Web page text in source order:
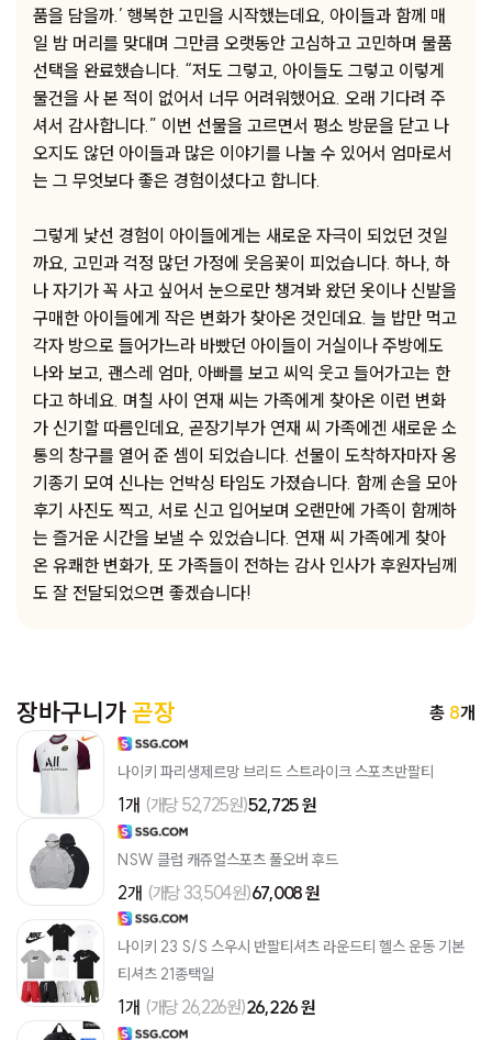
품을 담을까.’ 행복한 고민을 시작했는데요, 아이들과 함께 매
일 밤 머리를 맞대며 그만큼 오랫동안 고심하고 고민하며 물품
선택을 완료했습니다. “저도 그렇고, 아이들도 그렇고 이렇게
물건을 사 본 적이 없어서 너무 어려워했어요. 오래 기다려 주
셔서 감사합니다.” 이번 선물을 고르면서 평소 방문을 닫고 나
오지도 않던 아이들과 많은 이야기를 나눌 수 있어서 엄마로서
는 그 무엇보다 좋은 경험이셨다고 합니다.
그렇게 낯선 경험이 아이들에게는 새로운 자극이 되었던 것일
까요, 고민과 걱정 많던 가정에 웃음꽃이 피었습니다. 하나, 하
나 자기가 꼭 사고 싶어서 눈으로만 챙겨봐 왔던 옷이나 신발을
구매한 아이들에게 작은 변화가 찾아온 것인데요. 늘 밥만 먹고
각자 방으로 들어가느라 바빴던 아이들이 거실이나 주방에도
나와 보고, 괜스레 엄마, 아빠를 보고 씨익 웃고 들어가고는 한
다고 하네요. 며칠 사이 연재 씨는 가족에게 찾아온 이런 변화
가 신기할 따름인데요, 곧장기부가 연재 씨 가족에겐 새로운 소
통의 창구를 열어 준 셈이 되었습니다. 선물이 도착하자마자 옹
기종기 모여 신나는 언박싱 타임도 가졌습니다. 함께 손을 모아
후기 사진도 찍고, 서로 신고 입어보며 오랜만에 가족이 함께하
는 즐거운 시간을 보낼 수 있었습니다. 연재 씨 가족에게 찾아
온 유쾌한 변화가, 또 가족들이 전하는 감사 인사가 후원자님께
도 잘 전달되었으면 좋겠습니다!
장바구니가곧장 총 8개
나이키 파리생제르망 브리드 스트라이크 스포츠반팔티
1개 (개당 52,725원)52,725 원
NSW 클럽 캐쥬얼스포츠 풀오버 후드
2개 (개당 33,504원)67,008 원
나이키 23 S/S 스우시 반팔티셔츠 라운드티 헬스 운동 기본
티셔츠 21종택일
1개 (개당 26,226원)26,226 원